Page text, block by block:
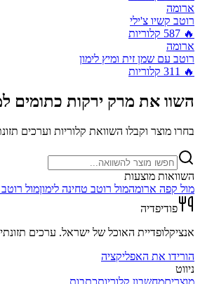
ארומה
רוטב קשיו צ'ילי
🔥
587 קלוריות
ארומה
רוטב עם שמן זית ומיץ לימון
🔥
311 קלוריות
השוו את מרק ירקות כתומים
בחרו מוצר וקבלו השוואת קלוריות וערכים
השוואות מוצעות
מול קפה ארומהמול רוטב טחינה לימוןמול
פודיפדיה
אנציקלופדיית האוכל של ישראל. ערכים
הורידו את האפליקציה
ניווט
מוצריםמחשבון קלוריותכתבות